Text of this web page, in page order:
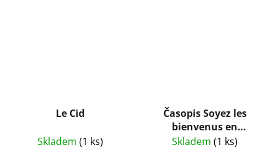
Le Cid
Skladem (1 ks)
Časopis Soyez les
bienvenus en
Tchécoslovaquie
Skladem (1 ks)